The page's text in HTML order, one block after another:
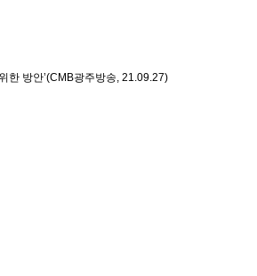
한 방안’(CMB광주방송, 21.09.27)